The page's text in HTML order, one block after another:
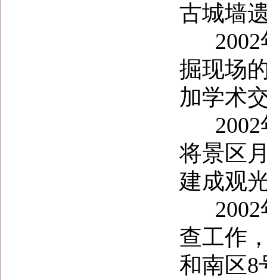
古城墙
2002
掘现场
加学术
2002
将景区
建成观
2002
查工作
和南区8